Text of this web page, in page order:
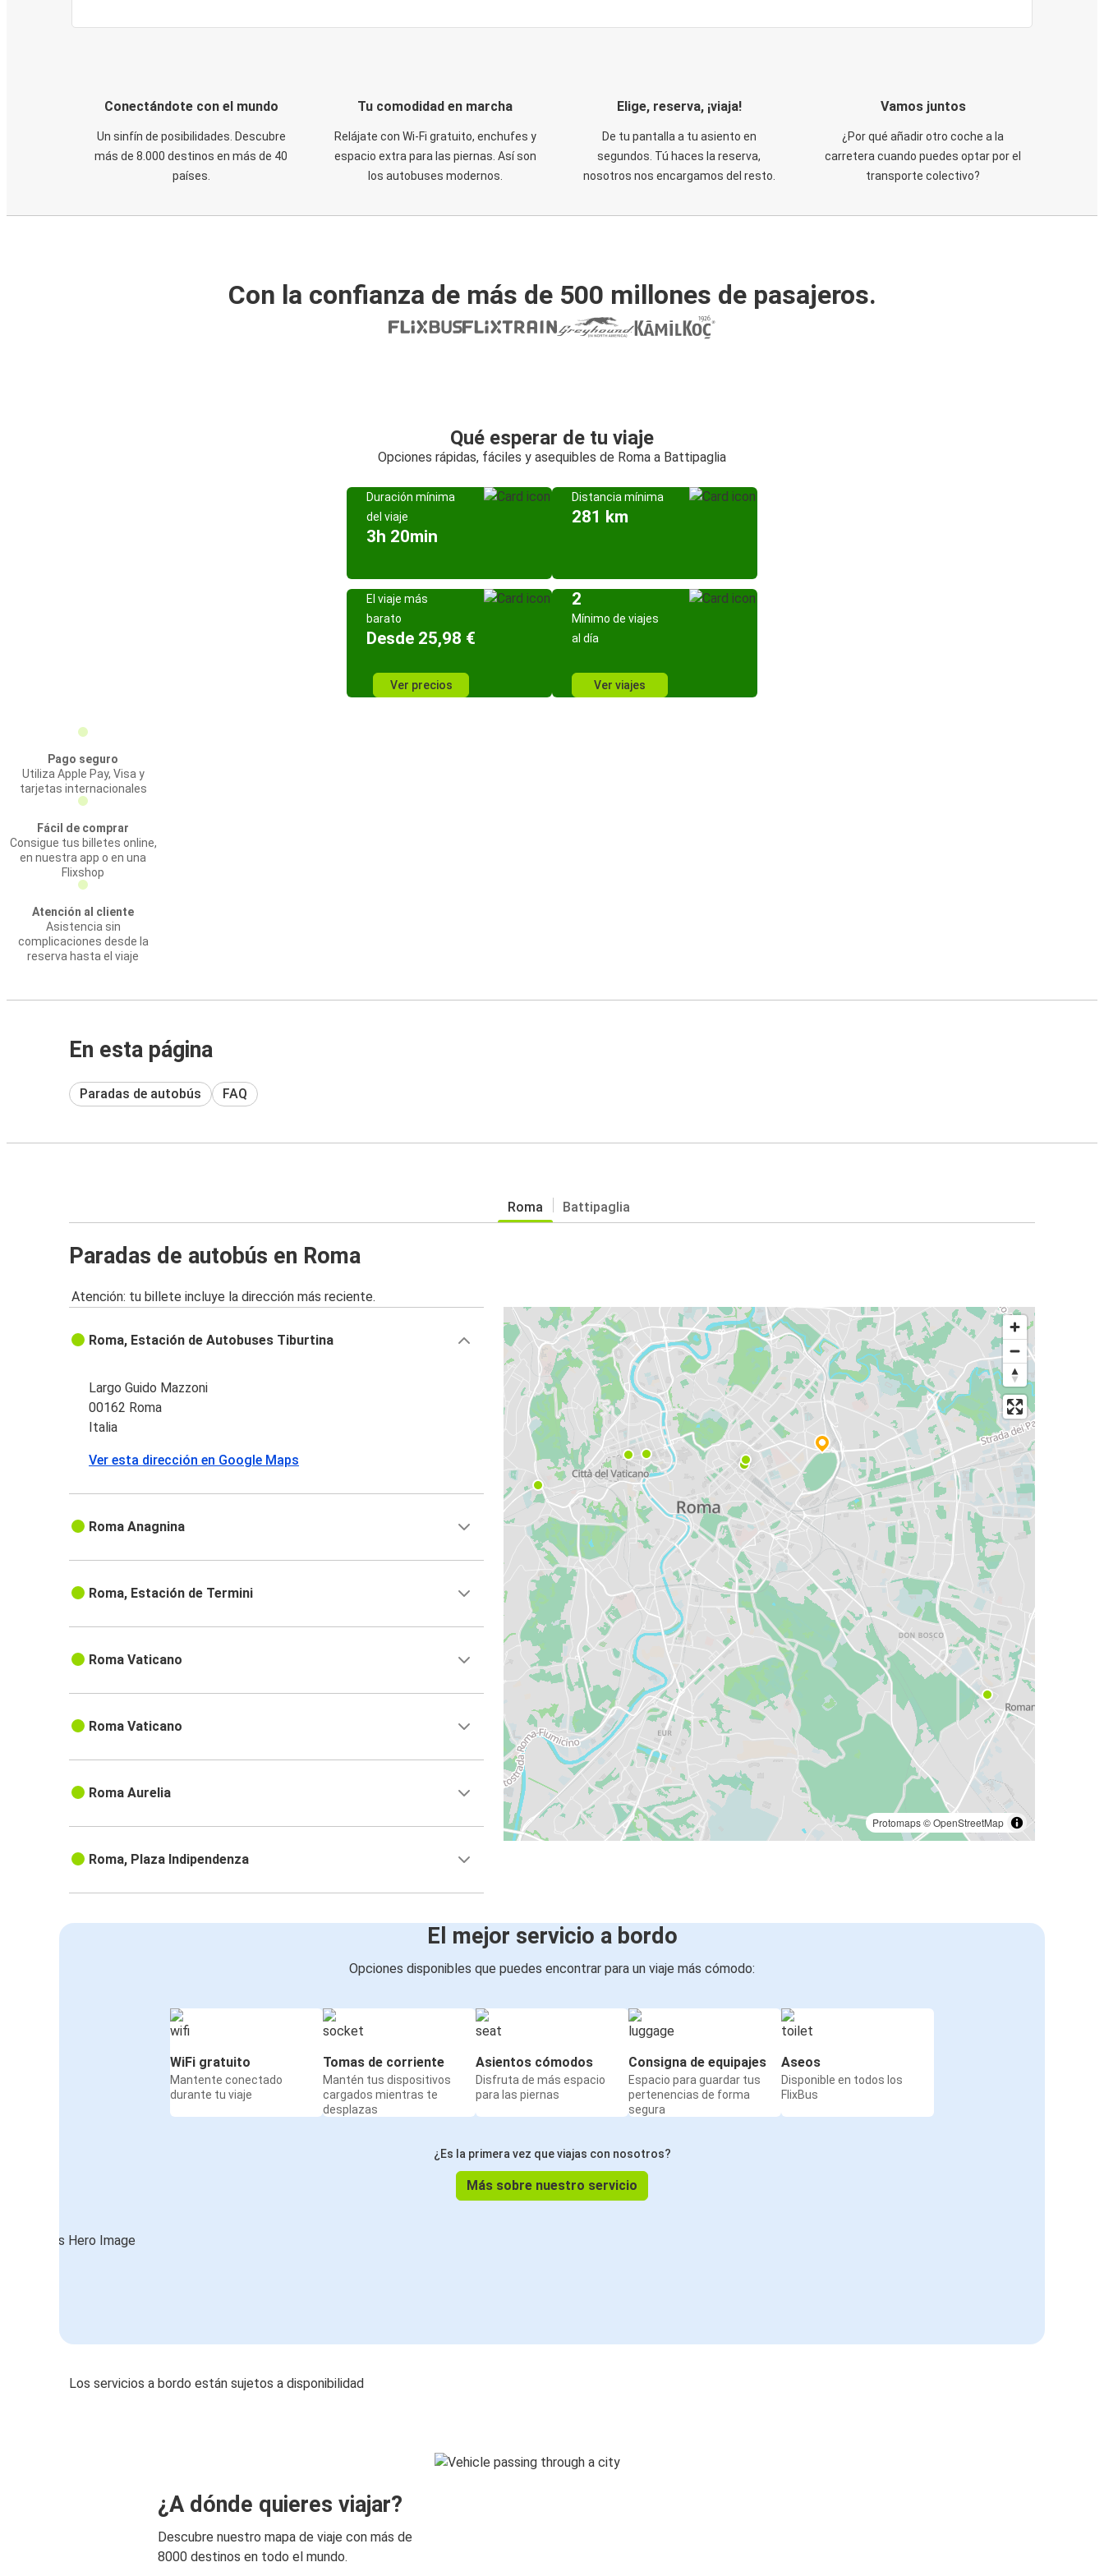
Conectándote con el mundo
Un sinfín de posibilidades. Descubre
más de 8.000 destinos en más de 40
países.
Tu comodidad en marcha
Relájate con Wi-Fi gratuito, enchufes y
espacio extra para las piernas. Así son
los autobuses modernos.
Elige, reserva, ¡viaja!
De tu pantalla a tu asiento en
segundos. Tú haces la reserva,
nosotros nos encargamos del resto.
Vamos juntos
¿Por qué añadir otro coche a la
carretera cuando puedes optar por el
transporte colectivo?
Con la confianza de más de 500 millones de pasajeros.
Qué esperar de tu viaje
Opciones rápidas, fáciles y asequibles de Roma a Battipaglia
Duración mínima
del viaje
3h 20min
Distancia mínima
281 km
El viaje más
barato
Desde 25,98 €
Ver precios
2
Mínimo de viajes
al día
Ver viajes
Pago seguro
Utiliza Apple Pay, Visa y
tarjetas internacionales
Fácil de comprar
Consigue tus billetes online,
en nuestra app o en una
Flixshop
Atención al cliente
Asistencia sin
complicaciones desde la
reserva hasta el viaje
En esta página
Paradas de autobús FAQ
Roma Battipaglia
Paradas de autobús en Roma
Atención: tu billete incluye la dirección más reciente.
Protomaps©OpenStreetMap
Roma, Estación de Autobuses Tiburtina
Largo Guido Mazzoni
00162 Roma
Italia
Ver esta dirección en Google Maps
Roma Anagnina
Roma, Estación de Termini
Roma Vaticano
Roma Vaticano
Roma Aurelia
Roma, Plaza Indipendenza
El mejor servicio a bordo
Opciones disponibles que puedes encontrar para un viaje más cómodo:
WiFi gratuito
Mantente conectado
durante tu viaje
Tomas de corriente
Mantén tus dispositivos
cargados mientras te
desplazas
Asientos cómodos
Disfruta de más espacio
para las piernas
Consigna de equipajes
Espacio para guardar tus
pertenencias de forma
segura
Aseos
Disponible en todos los
FlixBus
¿Es la primera vez que viajas con nosotros?
Más sobre nuestro servicio
Los servicios a bordo están sujetos a disponibilidad
¿A dónde quieres viajar?
Descubre nuestro mapa de viaje con más de
8000 destinos en todo el mundo.